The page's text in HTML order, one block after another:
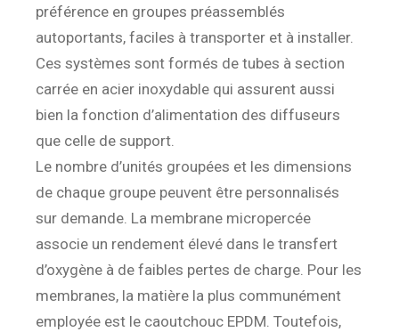
préférence en groupes préassemblés
autoportants, faciles à transporter et à installer.
Ces systèmes sont formés de tubes à section
carrée en acier inoxydable qui assurent aussi
bien la fonction d’alimentation des diffuseurs
que celle de support.
Le nombre d’unités groupées et les dimensions
de chaque groupe peuvent être personnalisés
sur demande. La membrane micropercée
associe un rendement élevé dans le transfert
d’oxygène à de faibles pertes de charge. Pour les
membranes, la matière la plus communément
employée est le caoutchouc EPDM. Toutefois,